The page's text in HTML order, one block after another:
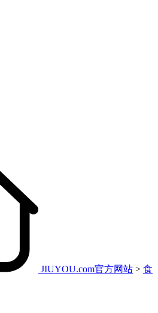
JIUYOU.com官方网站 > 食